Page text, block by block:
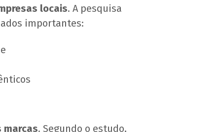
locais. A pesquisa
importantes:
marcas. Segundo o estudo,